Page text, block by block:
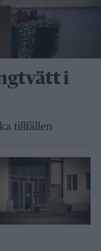
i
tillfällen